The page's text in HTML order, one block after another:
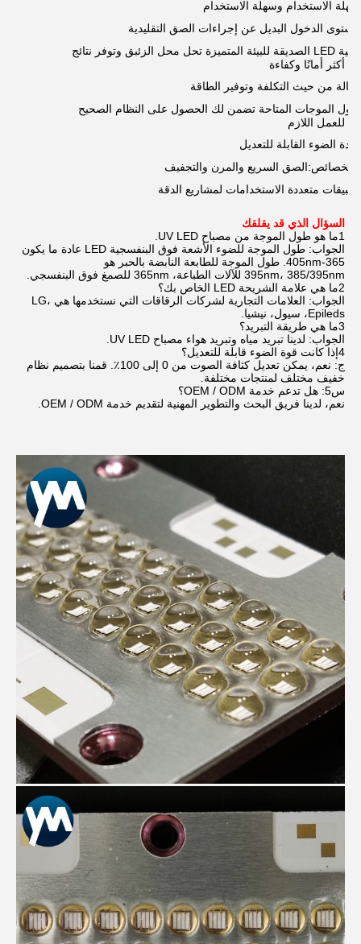
سهلة الاستخدام وسهلة الاستخدام
مستوى الدخول البديل عن إجراءات الصق التقليدية
تقنية LED الصديقة للبيئة المتميزة تحل محل الزئبق وتوفر نتائج
أكثر أمانًا وكفاءة
فعالة من حيث التكلفة وتوفير الطاقة
طول الموجات المتاحة تضمن لك الحصول على النظام الصحيح
للعمل اللازم
شدة الضوء القابلة للتعديل
الخصائص:الصق السريع والمرن والتجفيف
تطبيقات متعددة الاستخدامات لمشاريع الدقة
السؤال الذي قد يقلقك
1ما هو طول الموجة من مصباح UV LED.
الجواب: طول الموجة للضوء الأشعة فوق البنفسجية LED عادة ما يكون
365-405nm. طول الموجة للطابعة النابضة بالحبر هو
395nm، 385/395nm للآلات الطباعة، 365nm للصمغ فوق البنفسجي.
2ما هي علامة الشريحة LED الخاص بك؟
الجواب: العلامات التجارية لشركات الرقاقات التي نستخدمها هي LG،
Epileds، سيول، نيشيا.
3ما هي طريقة التبريد؟
الجواب: لدينا تبريد مياه وتبريد هواء مصباح UV LED.
4إذا كانت قوة الضوء قابلة للتعديل؟
ج: نعم، يمكن تعديل كثافة الصوت من 0 إلى 100٪. قمنا بتصميم نظام
خفيف مختلف لمنتجات مختلفة.
س5: هل تدعم خدمة OEM / ODM؟
نعم، لدينا فريق البحث والتطوير المهنية لتقديم خدمة OEM / ODM.